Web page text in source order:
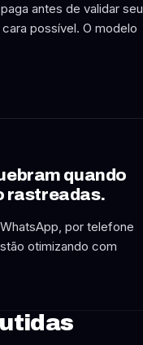
antes de validar seu
possível. O modelo
quando
rastreadas.
por telefone
otimizando com